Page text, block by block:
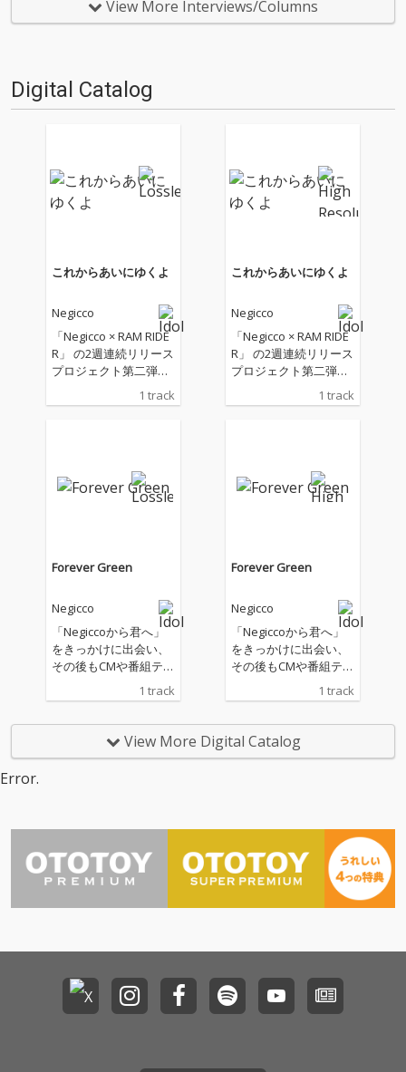
T- 2』をリリース。「光のシュ
プール」「ねぇバーディア」と
しました。こちらでは30位から
11位を発表します。今年の音
View More Interviews/Columns
Digital Catalog
これからあいにゆくよ
Negicco
「Negicco × RAM RIDE
R」 の2週連続リリース
プロジェクト第二弾は
テーマにしたメロウで
ときの気持ちを観客と
アーティストの両サイ
giccoのメンバーMegu
とNao☆のレアなラッ
edeのユニゾン、デュ
エットパートなど、異
色づくしのコラボレー
ションによる奇跡の1
1 track
これからあいにゆくよ
Negicco
「Negicco × RAM RIDE
R」 の2週連続リリース
プロジェクト第二弾は
「それぞれの遠征」を
テーマにしたメロウで
ときの気持ちを観客と
アーティストの両サイ
giccoのメンバーMegu
とNao☆のレアなラッ
edeのユニゾン、デュ
エットパートなど、異
色づくしのコラボレー
ションによる奇跡の1
1 track
Forever Green
Negicco
「Negiccoから君へ」
をきっかけに出会い、
その後もCMや番組テー
ス企画を通じて数々の
きた両者による初のコ
ラボユニット「Negicc
を誘うであろうリアル
な日常を落としんだ王
道のディスコソング。
イヤホンで聴いていて
ブルディスコの決定
版！
1 track
Forever Green
Negicco
「Negiccoから君へ」
をきっかけに出会い、
その後もCMや番組テー
マソング、プロデュー
ス企画を通じて数々の
きた両者による初のコ
ラボユニット「Negicc
多くのリスナーの共感
を誘うであろうリアル
な日常を落としんだ王
道のディスコソング。
イヤホンで聴いていて
ブルディスコの決定
版！
1 track
View More Digital Catalog
Error.